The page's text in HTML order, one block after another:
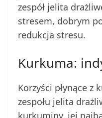
zespół jelita
stresem, dobrym
redukcja stresu.
Kurkuma:
Korzyści płynące z
zespołu jelita